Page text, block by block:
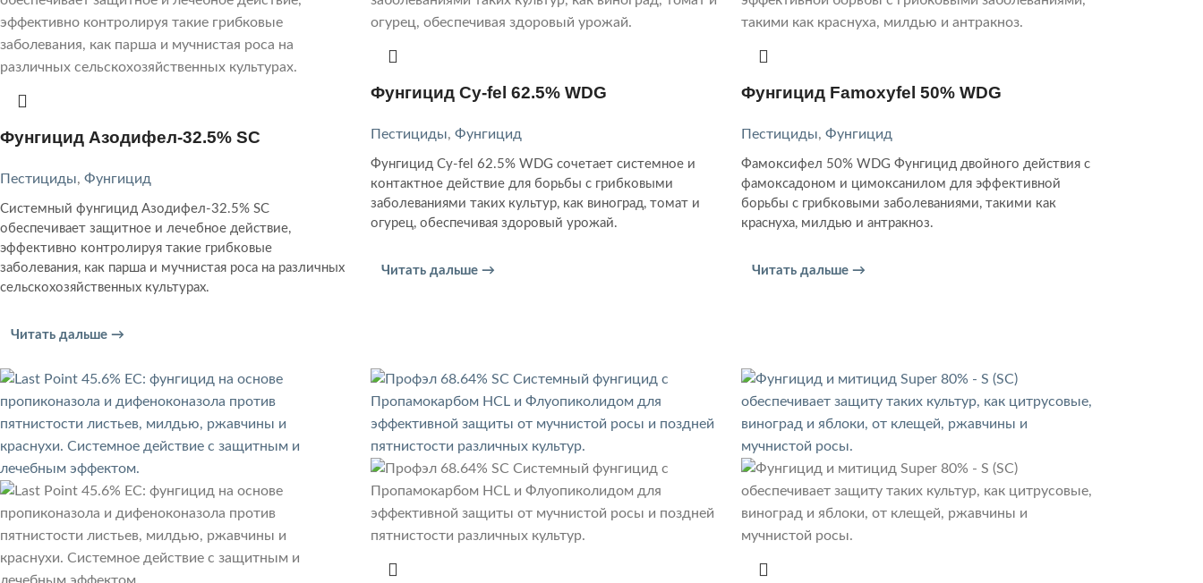
Фунгицид Азодифел-32.5% SC
Пестициды, Фунгицид
Системный фунгицид Азодифел-32.5% SC
обеспечивает защитное и лечебное действие,
эффективно контролируя такие грибковые
заболевания, как парша и мучнистая роса на различных
сельскохозяйственных культурах.
Читать дальше →
Фунгицид Cy-fel 62.5% WDG
Пестициды, Фунгицид
Фунгицид Cy-fel 62.5% WDG сочетает системное и
контактное действие для борьбы с грибковыми
заболеваниями таких культур, как виноград, томат и
огурец, обеспечивая здоровый урожай.
Читать дальше →
Фунгицид Famoxyfel 50% WDG
Пестициды, Фунгицид
Фамоксифел 50% WDG Фунгицид двойного действия с
фамоксадоном и цимоксанилом для эффективной
борьбы с грибковыми заболеваниями, такими как
краснуха, милдью и антракноз.
Читать дальше →